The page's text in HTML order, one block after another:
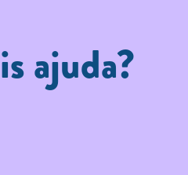
ajuda?